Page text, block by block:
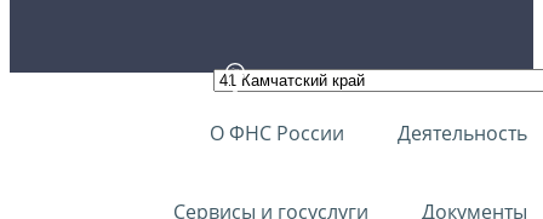
О ФНС России Деятельность
Сервисы и госуслуги Документы